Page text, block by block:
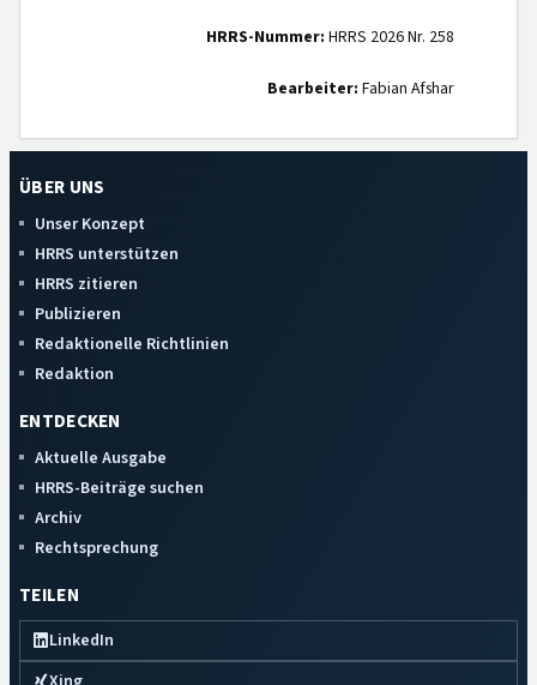
HRRS-Nummer: HRRS 2026 Nr. 258
Bearbeiter: Fabian Afshar
ÜBER UNS
Unser Konzept
HRRS unterstützen
HRRS zitieren
Publizieren
Redaktionelle Richtlinien
Redaktion
ENTDECKEN
Aktuelle Ausgabe
HRRS-Beiträge suchen
Archiv
Rechtsprechung
TEILEN
LinkedIn